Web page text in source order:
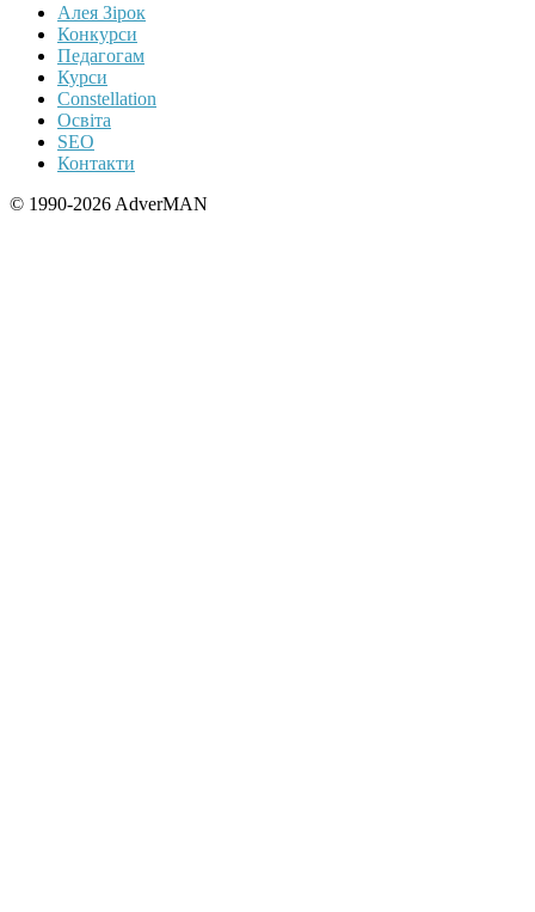
Алея Зірок
Конкурси
Педагогам
Курси
Constellation
Освіта
SEO
Контакти
© 1990-2026 AdverMAN